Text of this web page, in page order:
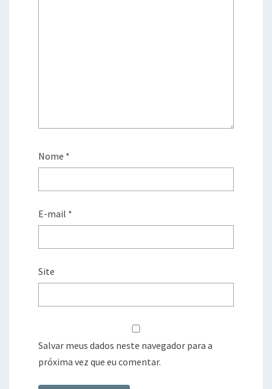
Nome *
E-mail *
Site
Salvar meus dados neste navegador para a
próxima vez que eu comentar.